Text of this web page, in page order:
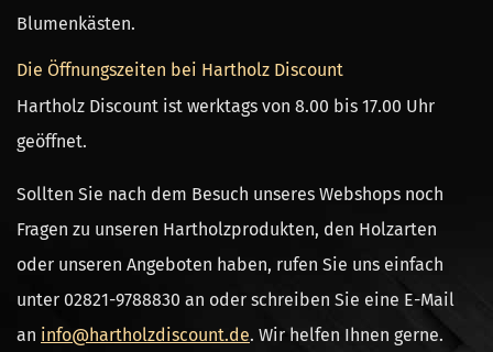
Blumenkästen.
Die Öffnungszeiten bei Hartholz Discount
Hartholz Discount ist werktags von 8.00 bis 17.00 Uhr
geöffnet.
Sollten Sie nach dem Besuch unseres Webshops noch
Fragen zu unseren Hartholzprodukten, den Holzarten
oder unseren Angeboten haben, rufen Sie uns einfach
unter 02821-9788830 an oder schreiben Sie eine E-Mail
an info@hartholzdiscount.de. Wir helfen Ihnen gerne.